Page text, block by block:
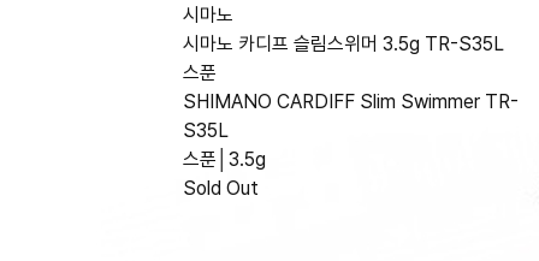
시마노
시마노 카디프 슬림스위머 3.5g TR-S35L
스푼
SHIMANO CARDIFF Slim Swimmer TR-
S35L
스푼│3.5g
Sold Out